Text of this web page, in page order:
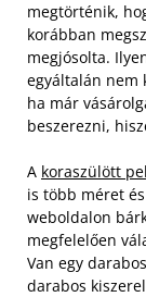
megtörténik,
korábban
megjósolta.
egyáltalán nem
ha már
beszerezni,
A koraszülött
is több méret
weboldalon
megfelelően
Van egy
darabos